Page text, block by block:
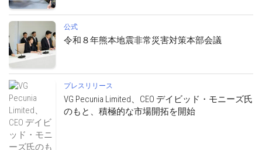
公式
令和８年熊本地震非常災害対策本部会議
プレスリリース
VG Pecunia Limited、CEO デイビッド・モニーズ氏
のもと、積極的な市場開拓を開始